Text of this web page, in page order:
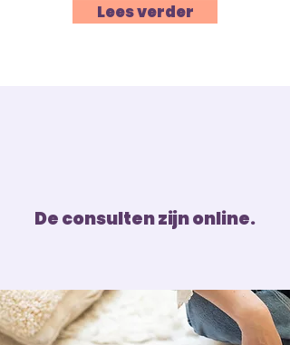
Lees verder
De consulten zijn online.